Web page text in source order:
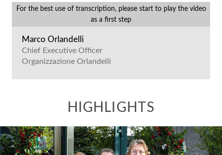
For the best use of transcription, please start to play the video
as a first step
Marco Orlandelli
Chief Executive Officer
Organizzazione Orlandelli